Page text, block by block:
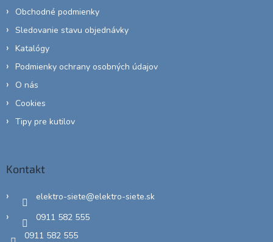
Obchodné podmienky
Sledovanie stavu objednávky
Katalógy
Podmienky ochrany osobných údajov
O nás
Cookies
Tipy pre kutilov
Kontakt
elektro-siete@elektro-siete.sk
0911 582 555
0911 582 555